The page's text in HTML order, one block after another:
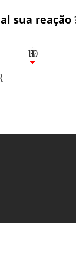
sua reação
3
1
1
3
10